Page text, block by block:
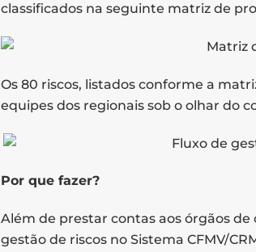
classificados na seguinte matriz de
Os 80 riscos, listados conforme a
equipes dos regionais sob o olhar do
Por que fazer?
Além de prestar contas aos órgãos
gestão de riscos no Sistema CFMV/